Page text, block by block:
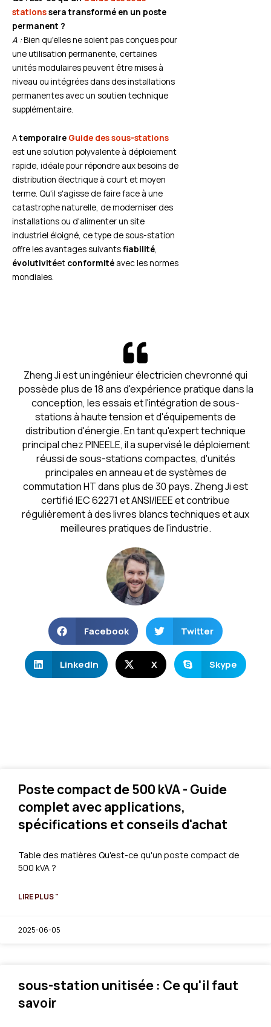
stationssera transformé en un poste
permanent ?
A :Bien qu'elles ne soient pas conçues pour
une utilisation permanente, certaines
unités modulaires peuvent être mises à
niveau ou intégrées dans des installations
permanentes avec un soutien technique
supplémentaire.
Atemporaire Guide des sous-stations
est une solution polyvalente à déploiement
rapide, idéale pour répondre aux besoins de
distribution électrique à court et moyen
terme. Qu'il s'agisse de faire face à une
catastrophe naturelle, de moderniser des
installations ou d'alimenter un site
industriel éloigné, ce type de sous-station
offre les avantages suivantsfiabilité,
évolutivitéet conformité avec les normes
mondiales.
Zheng Ji est un ingénieur électricien chevronné qui
possède plus de 18 ans d'expérience pratique dans la
conception, les essais et l'intégration de sous-
stations à haute tension et d'équipements de
distribution d'énergie. En tant qu'expert technique
principal chez PINEELE, il a supervisé le déploiement
réussi de sous-stations compactes, d'unités
principales en anneau et de systèmes de
commutation HT dans plus de 30 pays. Zheng Ji est
certifié IEC 62271 et ANSI/IEEE et contribue
régulièrement à des livres blancs techniques et aux
meilleures pratiques de l'industrie.
Facebook Twitter
LinkedIn X Skype
Poste compact de 500 kVA - Guide
complet avec applications,
spécifications et conseils d'achat
Table des matières Qu'est-ce qu'un poste compact de
500 kVA ?
LIRE PLUS "
2025-06-05
sous-station unitisée : Ce qu'il faut
savoir